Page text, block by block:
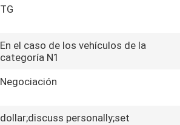
TG
En el caso de los vehículos de la
categoría N1
Negociación
dollar;discuss personally;set